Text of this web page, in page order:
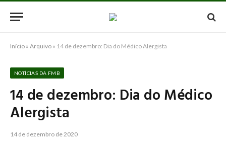
Início » Arquivo » 14 de dezembro: Dia do Médico Alergista
NOTÍCIAS DA FMB
14 de dezembro: Dia do Médico
Alergista
14 de dezembro de 2020